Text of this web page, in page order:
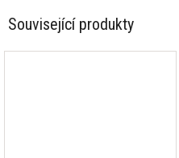
Související produkty